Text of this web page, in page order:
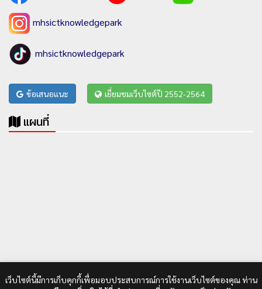
mhsictknowledgepark
mhsictknowledgepark
ข้อเสนอแนะ เยี่ยมชมเว็บไซต์ปี 2552-2564
แผนที่
เว็บไซต์นี้มีการเก็บคุกกี้เพื่อมอบประสบการณ์การใช้งานเว็บไซต์ของคุณ ท่าน